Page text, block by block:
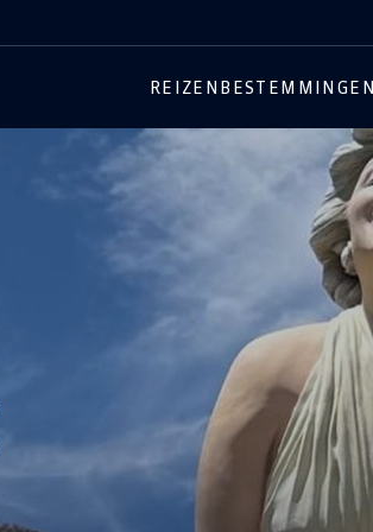
REIZEN